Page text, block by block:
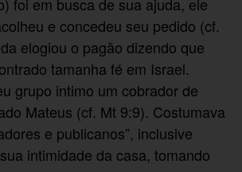
e concedeu seu pedido (cf.
elogiou o pagão dizendo que
tamanha fé em Israel.
grupo intimo um cobrador de
Mateus (cf. Mt 9:9). Costumava
e publicanos”, inclusive
intimidade da casa, tomando